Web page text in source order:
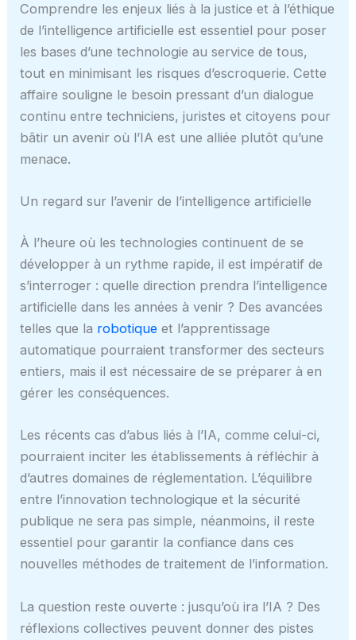
Comprendre les enjeux liés à la justice et à l’éthique
de l’intelligence artificielle est essentiel pour poser
les bases d’une technologie au service de tous,
tout en minimisant les risques d’escroquerie. Cette
affaire souligne le besoin pressant d’un dialogue
continu entre techniciens, juristes et citoyens pour
bâtir un avenir où l’IA est une alliée plutôt qu’une
menace.
Un regard sur l’avenir de l’intelligence artificielle
À l’heure où les technologies continuent de se
développer à un rythme rapide, il est impératif de
s’interroger : quelle direction prendra l’intelligence
artificielle dans les années à venir ? Des avancées
telles que la robotique et l’apprentissage
automatique pourraient transformer des secteurs
entiers, mais il est nécessaire de se préparer à en
gérer les conséquences.
Les récents cas d’abus liés à l’IA, comme celui-ci,
pourraient inciter les établissements à réfléchir à
d’autres domaines de réglementation. L’équilibre
entre l’innovation technologique et la sécurité
publique ne sera pas simple, néanmoins, il reste
essentiel pour garantir la confiance dans ces
nouvelles méthodes de traitement de l’information.
La question reste ouverte : jusqu’où ira l’IA ? Des
réflexions collectives peuvent donner des pistes